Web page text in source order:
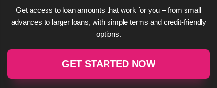
Get access to loan amounts that work for you – from small
advances to larger loans, with simple terms and credit-friendly
options.
GET STARTED NOW